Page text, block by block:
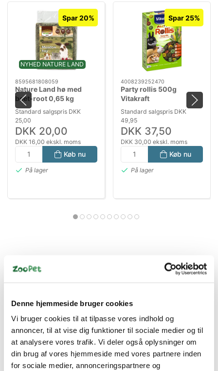
Denne hjemmeside bruger cookies
Vi bruger cookies til at tilpasse vores indhold og
annoncer, til at vise dig funktioner til sociale medier og til
at analysere vores trafik. Vi deler også oplysninger om
din brug af vores hjemmeside med vores partnere inden
for sociale medier, annonceringspartnere og
NYHED NATURE LAND
Spar 20%
8595681808059
Nature Land hø med
beet-root 0,65 kg
Standard salgspris DKK
25,00
DKK 20,00
DKK 16,00 ekskl. moms
Køb nu
På lager
Spar 25%
4008239252470
Party rollis 500g
Vitakraft
Standard salgspris DKK
49,95
DKK 37,50
DKK 30,00 ekskl. moms
Køb nu
På lager
Bestsælgende varer i Gnaverfoder
Spar 41%